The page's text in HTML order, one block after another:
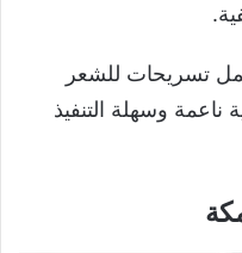
تسريحات للشعر
ناعمة وسهلة التنفيذ